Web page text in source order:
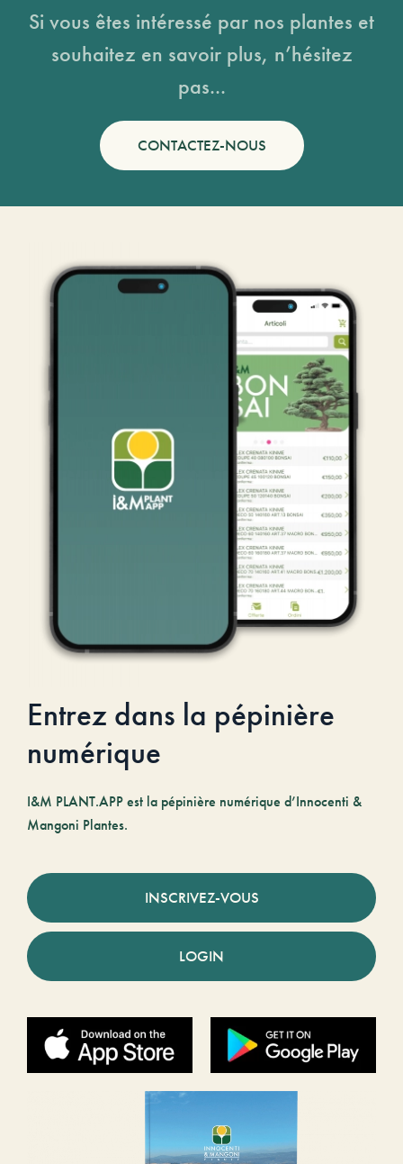
Si vous êtes intéressé par nos plantes et
souhaitez en savoir plus, n’hésitez
pas...
CONTACTEZ-NOUS
Entrez dans la pépinière
numérique
I&M PLANT.APP est la pépinière numérique d’Innocenti &
Mangoni Plantes.
INSCRIVEZ-VOUS
LOGIN